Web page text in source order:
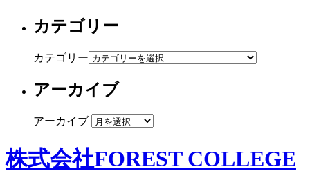
カテゴリー
カテゴリー
アーカイブ
アーカイブ
株式会社FOREST COLLEGE